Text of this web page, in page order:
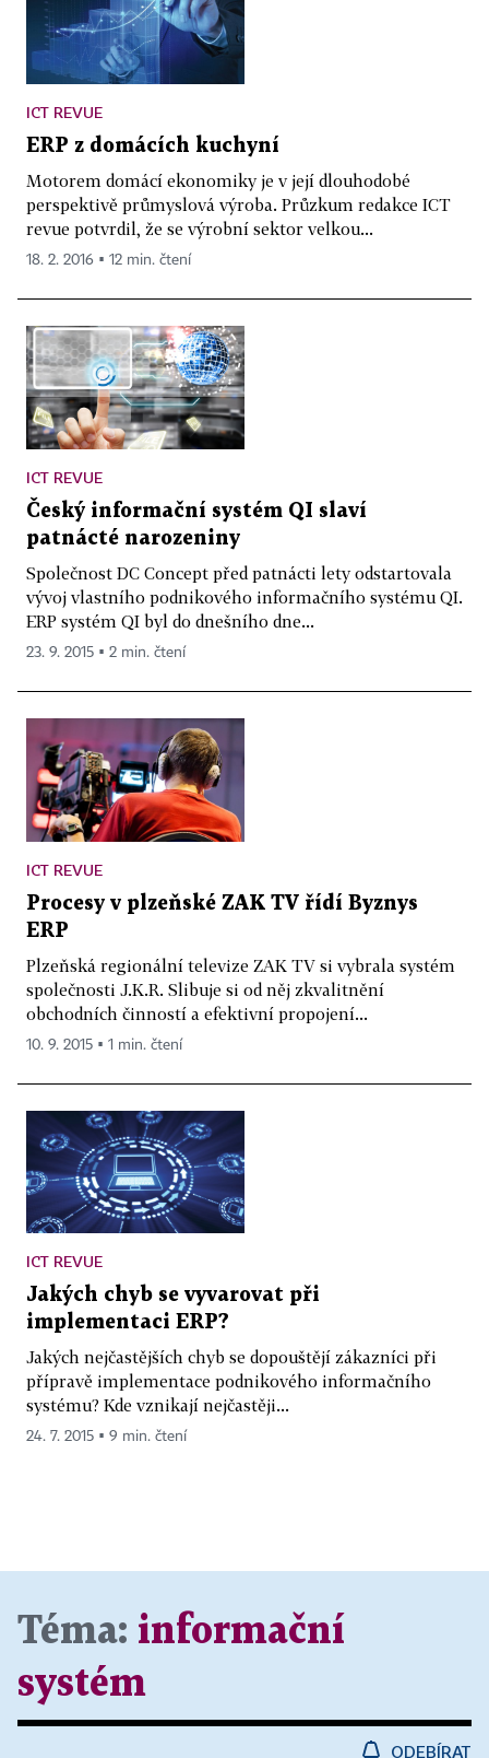
ICT REVUE
ERP z domácích kuchyní
Motorem domácí ekonomiky je v její dlouhodobé
perspektivě průmyslová výroba. Průzkum redakce ICT
revue potvrdil, že se výrobní sektor velkou...
18. 2. 2016 ▪ 12 min. čtení
ICT REVUE
Český informační systém QI slaví
patnácté narozeniny
Společnost DC Concept před patnácti lety odstartovala
vývoj vlastního podnikového informačního systému QI.
ERP systém QI byl do dnešního dne...
23. 9. 2015 ▪ 2 min. čtení
ICT REVUE
Procesy v plzeňské ZAK TV řídí Byznys
ERP
Plzeňská regionální televize ZAK TV si vybrala systém
společnosti J.K.R. Slibuje si od něj zkvalitnění
obchodních činností a efektivní propojení...
10. 9. 2015 ▪ 1 min. čtení
ICT REVUE
Jakých chyb se vyvarovat při
implementaci ERP?
Jakých nejčastějších chyb se dopouštějí zákazníci při
přípravě implementace podnikového informačního
systému? Kde vznikají nejčastěji...
24. 7. 2015 ▪ 9 min. čtení
Téma: informační
systém
ODEBÍRAT